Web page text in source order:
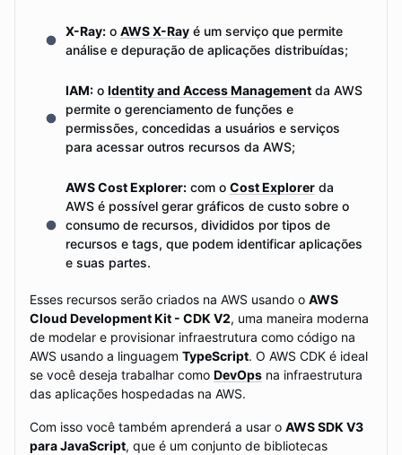
X-Ray: o AWS X-Ray é um serviço que permite
análise e depuração de aplicações distribuídas;
IAM: o Identity and Access Management da AWS
permite o gerenciamento de funções e
permissões, concedidas a usuários e serviços
para acessar outros recursos da AWS;
AWS Cost Explorer: com o Cost Explorer da
AWS é possível gerar gráficos de custo sobre o
consumo de recursos, divididos por tipos de
recursos e tags, que podem identificar aplicações
e suas partes.
Esses recursos serão criados na AWS usando o AWS
Cloud Development Kit - CDK V2, uma maneira moderna
de modelar e provisionar infraestrutura como código na
AWS usando a linguagem TypeScript. O AWS CDK é ideal
se você deseja trabalhar como DevOps na infraestrutura
das aplicações hospedadas na AWS.
Com isso você também aprenderá a usar o AWS SDK V3
para JavaScript, que é um conjunto de bibliotecas